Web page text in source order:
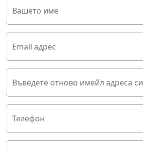
Вашето име
Email адрес
Въведете отново имейл адреса си
Телефон